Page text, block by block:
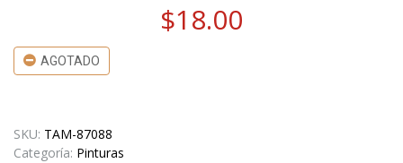
$18.00
AGOTADO
SKU: TAM-87088
Categoría: Pinturas